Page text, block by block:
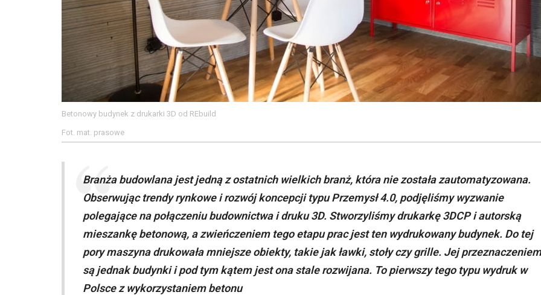
Betonowy budynek z drukarki 3D od REbuild
Fot. mat. prasowe
Branża budowlana jest jedną z ostatnich wielkich branż, która nie została zautomatyzowana.
Obserwując trendy rynkowe i rozwój koncepcji typu Przemysł 4.0, podjęliśmy wyzwanie
polegające na połączeniu budownictwa i druku 3D. Stworzyliśmy drukarkę 3DCP i autorską
mieszankę betonową, a zwieńczeniem tego etapu prac jest ten wydrukowany budynek. Do tej
pory maszyna drukowała mniejsze obiekty, takie jak ławki, stoły czy grille. Jej przeznaczeniem
są jednak budynki i pod tym kątem jest ona stale rozwijana. To pierwszy tego typu wydruk w
Polsce z wykorzystaniem betonu